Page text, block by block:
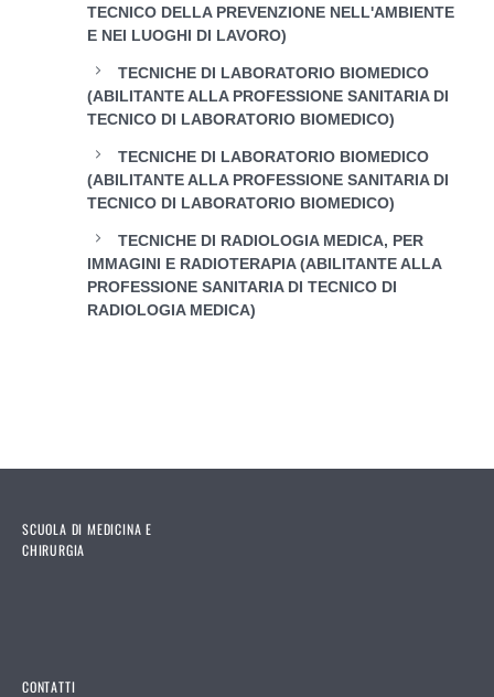
TECNICO DELLA PREVENZIONE NELL'AMBIENTE
E NEI LUOGHI DI LAVORO)
TECNICHE DI LABORATORIO BIOMEDICO
(ABILITANTE ALLA PROFESSIONE SANITARIA DI
TECNICO DI LABORATORIO BIOMEDICO)
TECNICHE DI LABORATORIO BIOMEDICO
(ABILITANTE ALLA PROFESSIONE SANITARIA DI
TECNICO DI LABORATORIO BIOMEDICO)
TECNICHE DI RADIOLOGIA MEDICA, PER
IMMAGINI E RADIOTERAPIA (ABILITANTE ALLA
PROFESSIONE SANITARIA DI TECNICO DI
RADIOLOGIA MEDICA)
SCUOLA DI MEDICINA E
CHIRURGIA
CONTATTI